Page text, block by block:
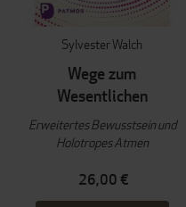
Sylvester Walch
Wege zum
Wesentlichen
Erweitertes Bewusstsein und
Holotropes Atmen
26,00 €